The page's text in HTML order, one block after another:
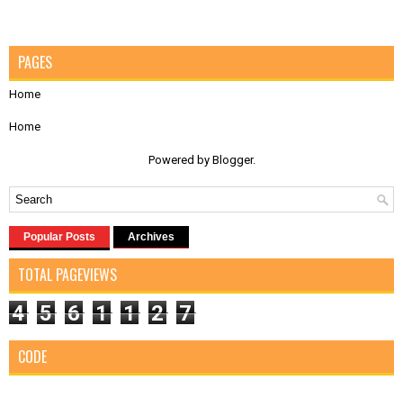
PAGES
Home
Home
Powered by Blogger.
Popular Posts Archives
TOTAL PAGEVIEWS
4 5 6 1 1 2 7
CODE